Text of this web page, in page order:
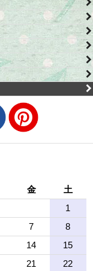
金
土
1
7
8
14
15
21
22